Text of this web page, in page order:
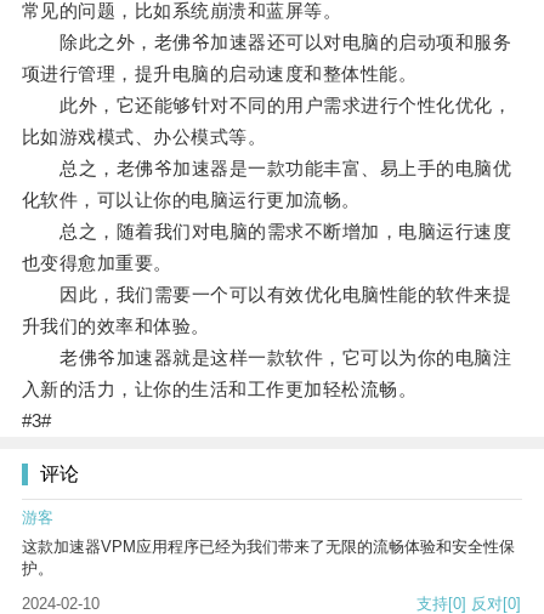
常见的问题，比如系统崩溃和蓝屏等。
除此之外，老佛爷加速器还可以对电脑的启动项和服务
项进行管理，提升电脑的启动速度和整体性能。
此外，它还能够针对不同的用户需求进行个性化优化，
比如游戏模式、办公模式等。
总之，老佛爷加速器是一款功能丰富、易上手的电脑优
化软件，可以让你的电脑运行更加流畅。
总之，随着我们对电脑的需求不断增加，电脑运行速度
也变得愈加重要。
因此，我们需要一个可以有效优化电脑性能的软件来提
升我们的效率和体验。
老佛爷加速器就是这样一款软件，它可以为你的电脑注
入新的活力，让你的生活和工作更加轻松流畅。
#3#
评论
游客
这款加速器VPM应用程序已经为我们带来了无限的流畅体验和安全性保
护。
2024-02-10
支持[0] 反对[0]